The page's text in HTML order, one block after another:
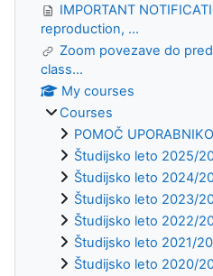
IMPORTANT
reproduction, ...
Zoom povezave do
class...
My courses
Courses
POMOČ
Študijsko leto 2025/
Študijsko leto 2024/
Študijsko leto 2023/
Študijsko leto 2022/
Študijsko leto 2021/
Študijsko leto 2020/